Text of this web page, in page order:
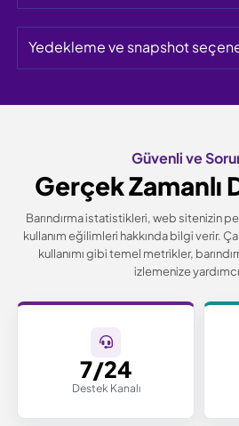
Yedekleme ve snapshot
Güvenli ve
Gerçek Zamanlı
Barındırma istatistikleri, web sitenizin
kullanım eğilimleri hakkında bilgi verir.
kullanımı gibi temel metrikler,
izlemenize
7/24
Destek Kanalı